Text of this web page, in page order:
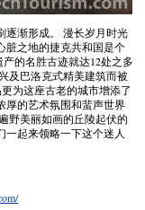
逐渐形成。 漫长岁月时光
脏之地的捷克共和国是个
的名胜古迹就达12处之多
及巴洛克式精美建筑而被
为这座古老的城市增添了
厚的艺术氛围和蜚声世界
野美丽如画的丘陵起伏的
一起来领略一下这个迷人